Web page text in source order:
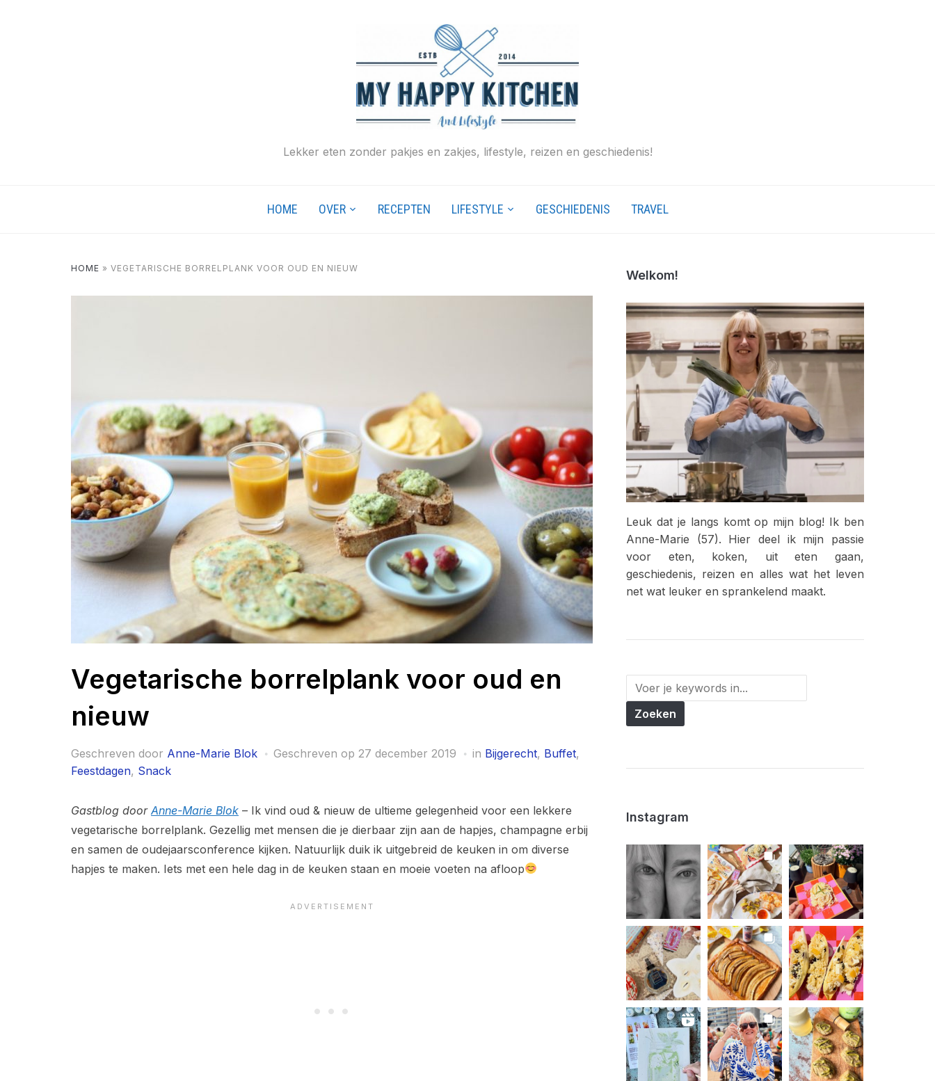
Lekker eten zonder pakjes en zakjes, lifestyle, reizen en geschiedenis!
HOME OVER RECEPTEN LIFESTYLE GESCHIEDENIS TRAVEL
HOME » VEGETARISCHE BORRELPLANK VOOR OUD EN NIEUW
Vegetarische borrelplank voor oud en
nieuw
Geschreven door Anne-Marie Blok Geschreven op 27 december 2019 in Bijgerecht, Buffet,
Feestdagen, Snack
Gastblog door Anne-Marie Blok – Ik vind oud & nieuw de ultieme gelegenheid voor een lekkere
vegetarische borrelplank. Gezellig met mensen die je dierbaar zijn aan de hapjes, champagne erbij
en samen de oudejaarsconference kijken. Natuurlijk duik ik uitgebreid de keuken in om diverse
hapjes te maken. Iets met een hele dag in de keuken staan en moeie voeten na afloop
Welkom!
Leuk dat je langs komt op mijn blog! Ik ben
Anne-Marie (57). Hier deel ik mijn passie
voor eten, koken, uit eten gaan,
geschiedenis, reizen en alles wat het leven
net wat leuker en sprankelend maakt.
Instagram